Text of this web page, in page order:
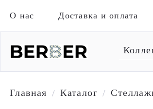
О нас Доставка и оплата
Главная / Каталог /